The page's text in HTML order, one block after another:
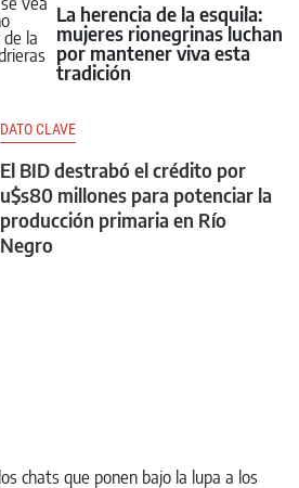
La herencia de la esquila:
mujeres rionegrinas luchan
por mantener viva esta
tradición
DATO CLAVE
El BID destrabó el crédito por
u$s80 millones para potenciar la
producción primaria en Río
Negro